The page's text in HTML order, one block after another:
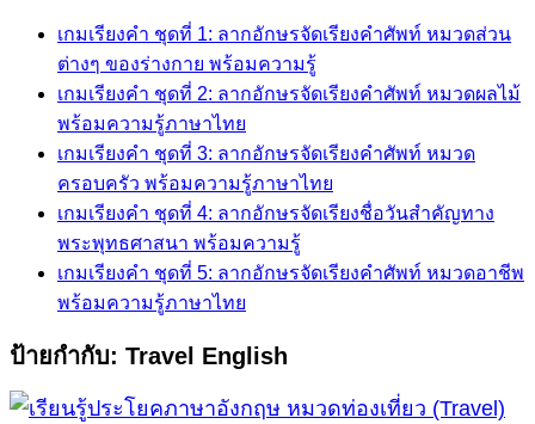
เกมเรียงคำ ชุดที่ 1: ลากอักษรจัดเรียงคำศัพท์ หมวดส่วน
ต่างๆ ของร่างกาย พร้อมความรู้
เกมเรียงคำ ชุดที่ 2: ลากอักษรจัดเรียงคำศัพท์ หมวดผลไม้
พร้อมความรู้ภาษาไทย
เกมเรียงคำ ชุดที่ 3: ลากอักษรจัดเรียงคำศัพท์ หมวด
ครอบครัว พร้อมความรู้ภาษาไทย
เกมเรียงคำ ชุดที่ 4: ลากอักษรจัดเรียงชื่อวันสำคัญทาง
พระพุทธศาสนา พร้อมความรู้
เกมเรียงคำ ชุดที่ 5: ลากอักษรจัดเรียงคำศัพท์ หมวดอาชีพ
พร้อมความรู้ภาษาไทย
ป้ายกำกับ: Travel English